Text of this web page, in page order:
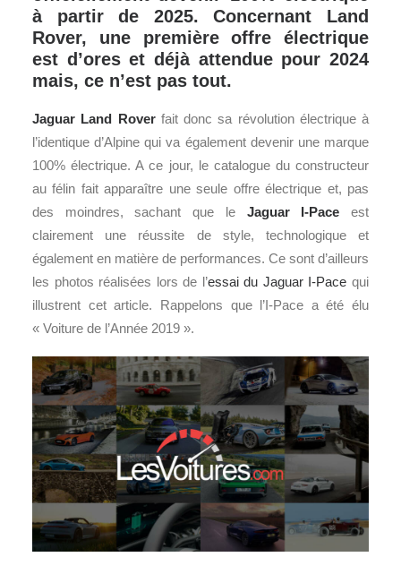
à partir de 2025. Concernant Land
Rover, une première offre électrique
est d’ores et déjà attendue pour 2024
mais, ce n’est pas tout.
Jaguar Land Roverfait donc sa révolution électrique à
l’identique d’Alpine qui va également devenir une marque
100% électrique. A ce jour, le catalogue du constructeur
au félin fait apparaître une seule offre électrique et, pas
des moindres, sachant que le Jaguar I-Pace est
clairement une réussite de style, technologique et
également en matière de performances. Ce sont d’ailleurs
les photos réalisées lors de l’essai du Jaguar I-Pace qui
illustrent cet article. Rappelons que l’I-Pace a été élu
« Voiture de l’Année 2019 ».